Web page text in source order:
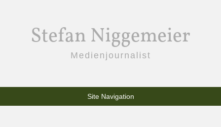
Stefan Niggemeier
Medienjournalist
Site Navigation